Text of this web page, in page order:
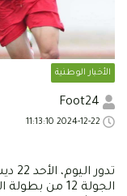
الأخبار الوطنية
الجولة 12 من